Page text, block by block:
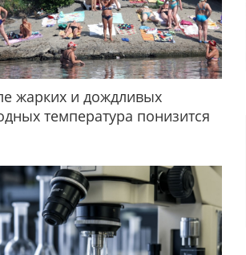
жарких и дождливых
температура понизится